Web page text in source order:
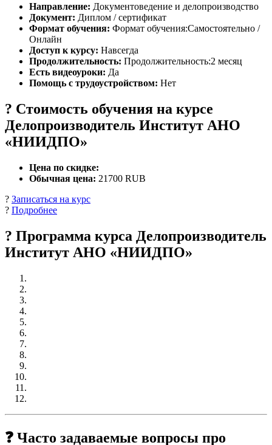
Направление: Документоведение и делопроизводство
Документ: Диплом / сертификат
Формат обучения: Формат обучения:Самостоятельно /
Онлайн
Доступ к курсу: Навсегда
Продолжительность: Продолжительность:2 месяц
Есть видеоуроки: Да
Помощь с трудоустройством: Нет
? Стоимость обучения на курсе
Делопроизводитель Институт АНО
«НИИДПО»
Цена по скидке:
Обычная цена: 21700 RUB
? Записаться на курс
? Подробнее
? Программа курса Делопроизводитель
Институт АНО «НИИДПО»
❓ Часто задаваемые вопросы про